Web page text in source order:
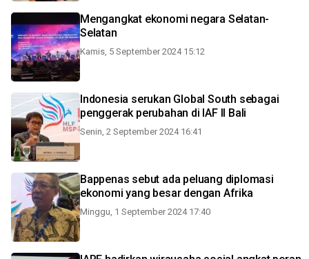
Mengangkat ekonomi negara Selatan-
Selatan
Kamis, 5 September 2024 15:12
Indonesia serukan Global South sebagai
penggerak perubahan di IAF II Bali
Senin, 2 September 2024 16:41
Bappenas sebut ada peluang diplomasi
ekonomi yang besar dengan Afrika
Minggu, 1 September 2024 17:40